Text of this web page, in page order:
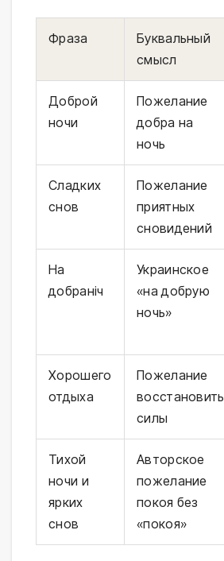
Фраза
Буквальный
смысл
Доброй
ночи
Пожелание
добра на
ночь
Сладких
снов
Пожелание
приятных
сновидений
На
добраніч
Украинское
«на добрую
ночь»
Хорошего
отдыха
Пожелание
восстановить
силы
Тихой
ночи и
ярких
снов
Авторское
пожелание
покоя без
«покоя»